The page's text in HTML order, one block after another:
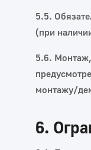
5.5.
(при
5.6.
монтажу/
6.